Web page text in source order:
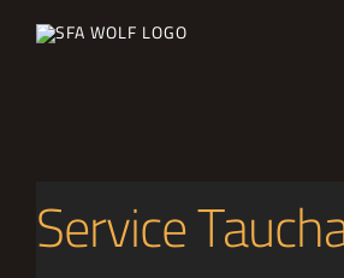
Inhalt
Service